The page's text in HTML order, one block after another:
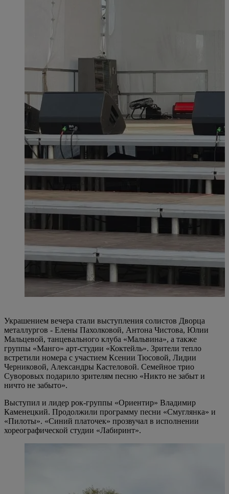
Украшением вечера стали выступления солистов Дворца
металлургов - Елены Пахолковой, Антона Чистова, Юлии
Мальцевой, танцевального клуба «Мальвина», а также
группы «Манго» арт-студии «Коктейль». Зрители тепло
встретили номера с участием Ксении Тюсовой, Лидии
Черниковой, Александры Кастеловой. Семейное трио
Суворовых подарило зрителям песню «Никто не забыт и
ничто не забыто».
Выступил и лидер рок-группы «Ориентир» Владимир
Каменецкий. Продолжили программу песни «Смуглянка» и
«Пилоты». «Синий платочек» прозвучал в исполнении
хореографической студии «Лабиринт».